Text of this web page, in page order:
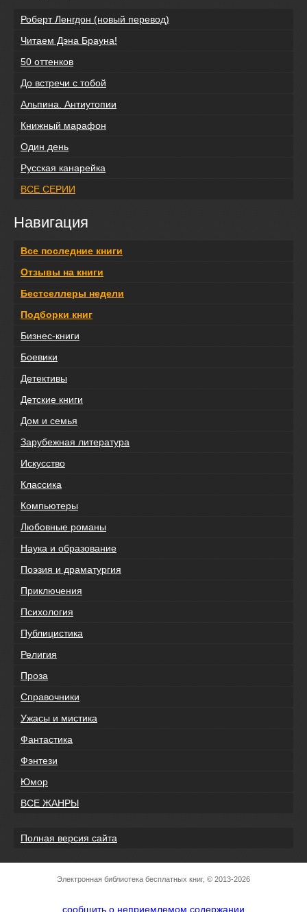
Роберт Ленгдон (новый перевод)
Читаем Дэна Брауна!
50 оттенков
До встречи с тобой
Альпина. Антиутопии
Книжный марафон
Один день
Русская канарейка
ВСЕ СЕРИИ
Навигация
Все последние книги
Отзывы на книги
Бестселлеры недели
Подборки книг
Бизнес-книги
Боевики
Детективы
Детские книги
Дом и семья
Зарубежная литература
Искусство
Классика
Компьютеры
Любовные романы
Наука и образование
Поэзия и драматургия
Приключения
Психология
Публицистика
Религия
Проза
Справочники
Ужасы и мистика
Фантастика
Фэнтези
Юмор
ВСЕ ЖАНРЫ
Полная версия сайта
Электронная библиотека бесплатных книг, © 2013-2026
сообщить о неприемлемом содержании